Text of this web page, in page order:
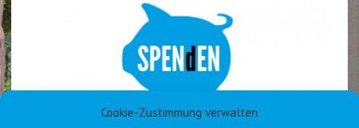
Cookie-Zustimmung verwalten